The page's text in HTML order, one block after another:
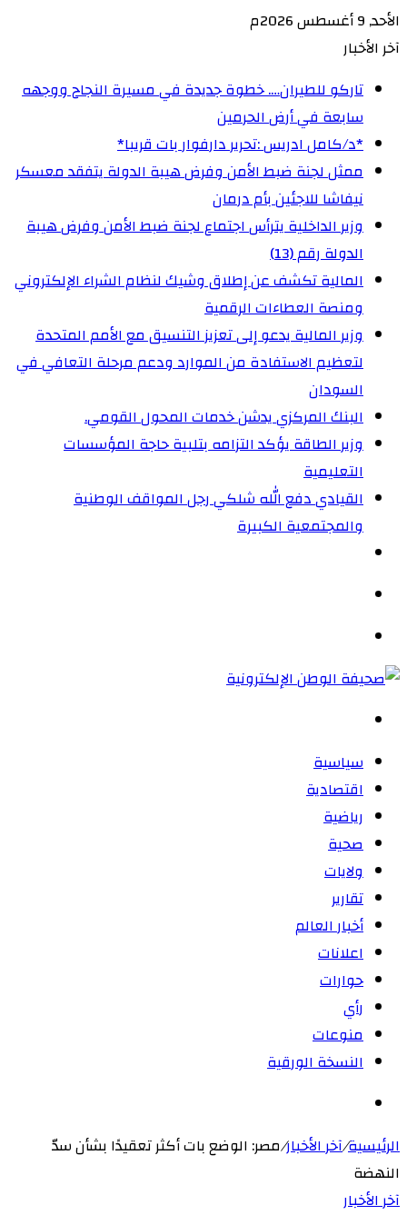
الأحد, 9 أغسطس 2026م
آخر الأخبار
تاركو للطيران…. خطوة جديدة في مسيرة النجاح ووجهه
سابعة في أرض الحرمين
‏*د/كامل ادريس :تحرير دارفوار بات قريبا*
ممثل لجنة ضبط الأمن وفرض هيبة الدولة يتفقد معسكر
نيفاشا للاجئين بأم درمان
وزير الداخلية يترأس اجتماع لجنة ضبط الأمن وفرض هيبة
الدولة رقم (13)
المالية تكشف عن إطلاق وشيك لنظام الشراء الإلكتروني
ومنصة العطاءات الرقمية
وزير المالية يدعو إلى تعزيز التنسيق مع الأمم المتحدة
لتعظيم الاستفادة من الموارد ودعم مرحلة التعافي في
السودان
البنك المركزي يدشن خدمات المحول القومي.
وزير الطاقة يؤكد التزامه بتلبية حاجة المؤسسات
التعليمية
القيادي دفع الله شلكي رجل المواقف الوطنية
والمجتمعية الكبيرة
سياسية
اقتصادية
رياضية
صحية
ولايات
تقارير
أخبار العالم
اعلانات
حوارات
رأي
منوعات
النسخة الورقية
الرئيسية/آخر الأخبار/مصر: الوضع بات أكثر تعقيدًا بشأن سدّ
النهضة
آخر الأخبار